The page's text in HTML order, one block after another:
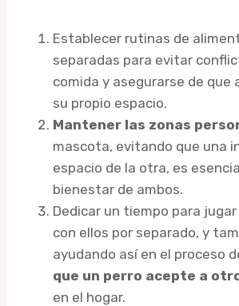
Establecer rutinas de
separadas para evitar
comida y asegurarse de que
su propio espacio.
Mantener las zonas
mascota, evitando que una
espacio de la otra, es
bienestar de ambos.
Dedicar un tiempo para
con ellos por separado, y
ayudando así en el proceso
que un perro acepte a
en el hogar.